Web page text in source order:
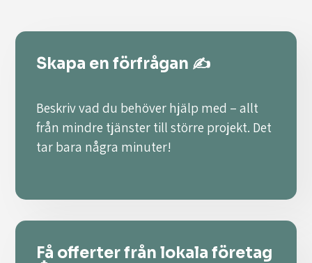
Skapa en förfrågan ✍️
Beskriv vad du behöver hjälp med – allt
från mindre tjänster till större projekt. Det
tar bara några minuter!
Få offerter från lokala företag